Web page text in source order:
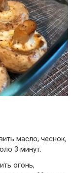
масло, чеснок,
3 минут.
огонь,